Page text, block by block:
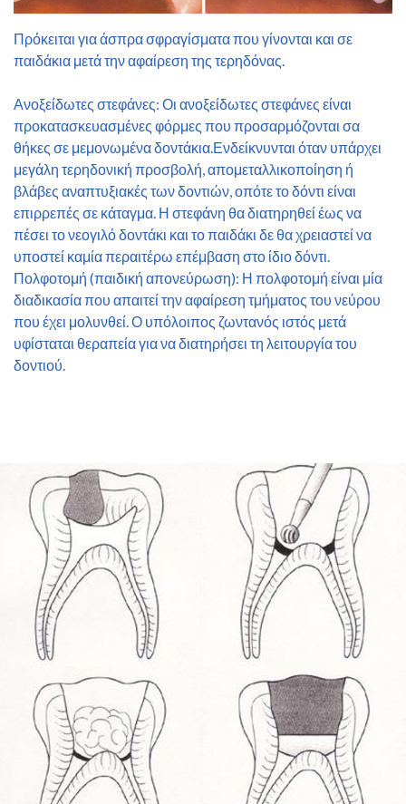
Πρόκειται για άσπρα σφραγίσματα που γίνονται και σε
παιδάκια μετά την αφαίρεση της τερηδόνας.
Ανοξείδωτες στεφάνες: Οι ανοξείδωτες στεφάνες είναι
προκατασκευασμένες φόρμες που προσαρμόζονται σα
θήκες σε μεμονωμένα δοντάκια.Ενδείκνυνται όταν υπάρχει
μεγάλη τερηδονική προσβολή, απομεταλλικοποίηση ή
βλάβες αναπτυξιακές των δοντιών, οπότε το δόντι είναι
επιρρεπές σε κάταγμα. Η στεφάνη θα διατηρηθεί έως να
πέσει το νεογιλό δοντάκι και το παιδάκι δε θα χρειαστεί να
υποστεί καμία περαιτέρω επέμβαση στο ίδιο δόντι.
Πολφοτομή (παιδική απονεύρωση): Η πολφοτομή είναι μία
διαδικασία που απαιτεί την αφαίρεση τμήματος του νεύρου
που έχει μολυνθεί. Ο υπόλοιπος ζωντανός ιστός μετά
υφίσταται θεραπεία για να διατηρήσει τη λειτουργία του
δοντιού.